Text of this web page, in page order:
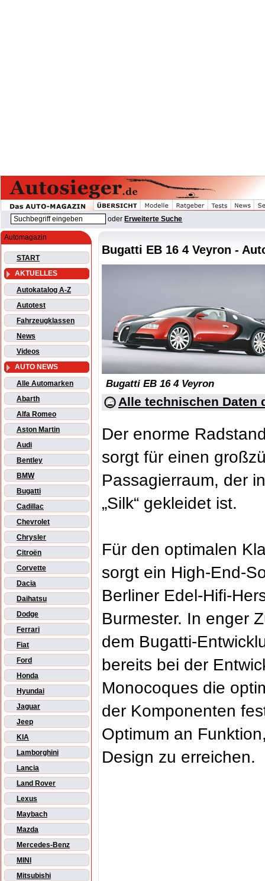
oder Erweiterte Suche
Automagazin
START
AKTUELLES
Autokatalog A-Z
Autotest
Fahrzeugklassen
News
Videos
AUTO NEWS
Alle Automarken
Abarth
Alfa Romeo
Aston Martin
Audi
Bentley
BMW
Bugatti
Cadillac
Chevrolet
Chrysler
Citroën
Corvette
Dacia
Daihatsu
Dodge
Ferrari
Fiat
Ford
Honda
Hyundai
Jaguar
Jeep
KIA
Lamborghini
Lancia
Land Rover
Lexus
Maybach
Mazda
Mercedes-Benz
MINI
Mitsubishi
Bugatti EB 16 4 Veyron -
Bugatti EB 16 4 Veyron
Alle technischen Daten
Der enorme
sorgt für einen
Passagierraum, der
„Silk“ gekleidet ist.
Für den optimalen
sorgt ein High-End-
Berliner Edel-Hifi-
Burmester. In enger
dem Bugatti-
bereits bei der
Monocoques die
der Komponenten
Optimum an
Design zu erreichen.